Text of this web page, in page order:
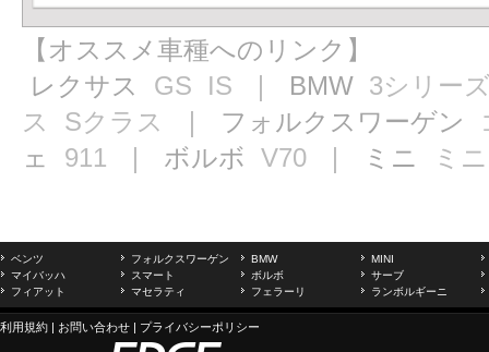
【オススメ車種へのリンク】
レクサス GS IS ｜ BMW 3シリー
ス
Sクラス ｜ フォルクスワーゲン
ェ 911 ｜ ボルボ V70 ｜ ミニ ミニ
ベンツ フォルクスワーゲン BMW
MINI
マイバッハ
スマート ボルボ
サーブ
フィアット
マセラティ フェラーリ ランボルギーニ
利用規約 | お問い合わせ | プライバシーポリシー